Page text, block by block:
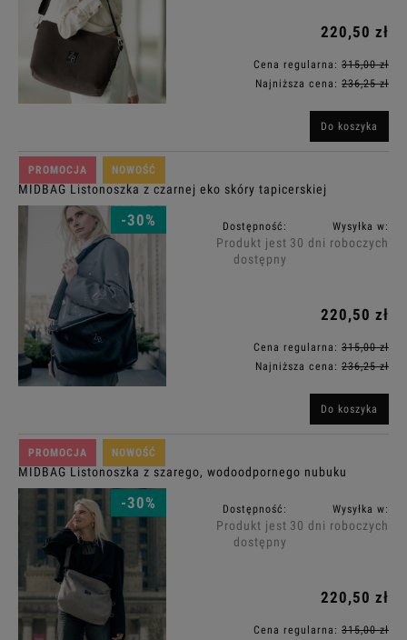
220,50 zł
Cena regularna: 315,00 zł
Najniższa cena: 236,25 zł
Do koszyka
MIDBAG Listonoszka z czarnej eko skóry tapicerskiej
-30% Dostępność:
Produkt jest
dostępny
Wysyłka w:
30 dni roboczych
220,50 zł
Cena regularna: 315,00 zł
Najniższa cena: 236,25 zł
Do koszyka
PROMOCJA NOWOŚĆ
MIDBAG Listonoszka z szarego, wodoodpornego nubuku
-30% Dostępność:
Produkt jest
dostępny
Wysyłka w:
30 dni roboczych
220,50 zł
Cena regularna: 315,00 zł
PROMOCJA NOWOŚĆ